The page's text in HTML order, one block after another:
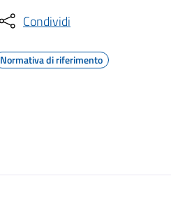
Condividi
Normativa di riferimento